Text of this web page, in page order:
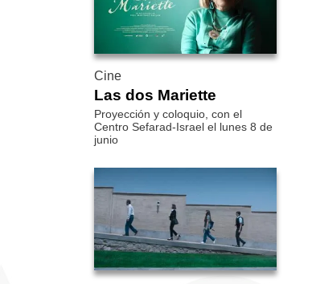
Cine
Las dos Mariette
Proyección y coloquio, con el
Centro Sefarad-Israel el lunes 8 de
junio